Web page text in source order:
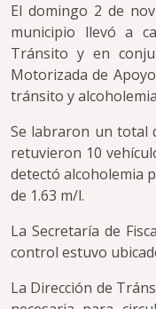
El domingo 2 de
municipio llevó a
Tránsito y en
Motorizada de
tránsito y
Se labraron un total
retuvieron 10
detectó alcoholemia
de 1.63 m/l.
La Secretaría de
control estuvo
La Dirección de